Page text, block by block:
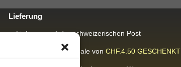
Lieferung
Lieferung mit der schweizerischen Post
Verpackungspauschale von CHF.4.50 GESCHENKT